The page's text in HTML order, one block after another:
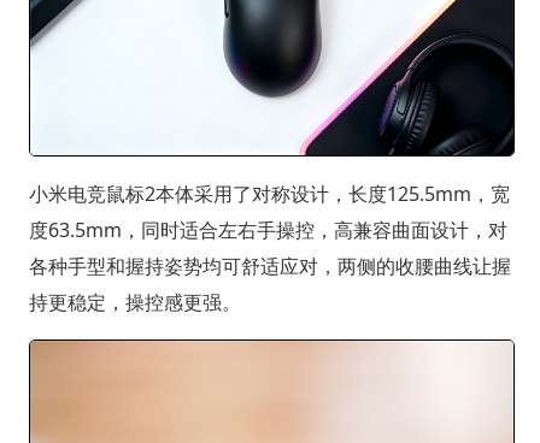
小米电竞鼠标2本体采用了对称设计，长度125.5mm，宽
度63.5mm，同时适合左右手操控，高兼容曲面设计，对
各种手型和握持姿势均可舒适应对，两侧的收腰曲线让握
持更稳定，操控感更强。